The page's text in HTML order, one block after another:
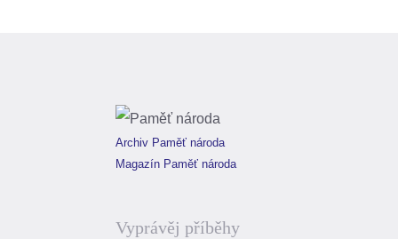
Archiv Paměť národa
Magazín Paměť národa
Vyprávěj příběhy